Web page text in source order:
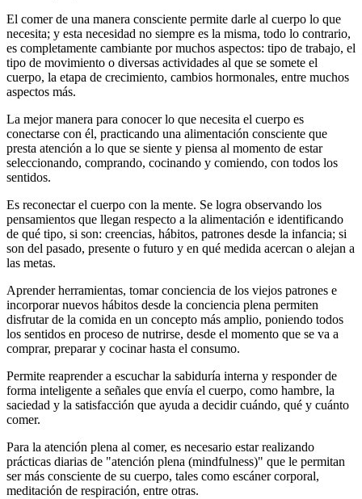
El comer de una manera consciente permite darle al cuerpo lo que
necesita; y esta necesidad no siempre es la misma, todo lo contrario,
es completamente cambiante por muchos aspectos: tipo de trabajo, el
tipo de movimiento o diversas actividades al que se somete el
cuerpo, la etapa de crecimiento, cambios hormonales, entre muchos
aspectos más.
La mejor manera para conocer lo que necesita el cuerpo es
conectarse con él, practicando una alimentación consciente que
presta atención a lo que se siente y piensa al momento de estar
seleccionando, comprando, cocinando y comiendo, con todos los
sentidos.
Es reconectar el cuerpo con la mente. Se logra observando los
pensamientos que llegan respecto a la alimentación e identificando
de qué tipo, si son: creencias, hábitos, patrones desde la infancia; si
son del pasado, presente o futuro y en qué medida acercan o alejan a
las metas.
Aprender herramientas, tomar conciencia de los viejos patrones e
incorporar nuevos hábitos desde la conciencia plena permiten
disfrutar de la comida en un concepto más amplio, poniendo todos
los sentidos en proceso de nutrirse, desde el momento que se va a
comprar, preparar y cocinar hasta el consumo.
Permite reaprender a escuchar la sabiduría interna y responder de
forma inteligente a señales que envía el cuerpo, como hambre, la
saciedad y la satisfacción que ayuda a decidir cuándo, qué y cuánto
comer.
Para la atención plena al comer, es necesario estar realizando
prácticas diarias de "atención plena (mindfulness)" que le permitan
ser más consciente de su cuerpo, tales como escáner corporal,
meditación de respiración, entre otras.